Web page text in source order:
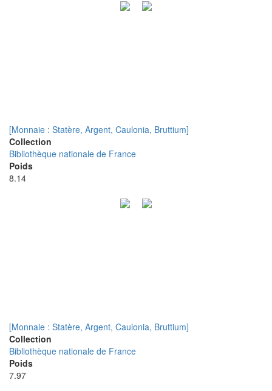
[Monnaie : Statère, Argent, Caulonia, Bruttium]
Collection
Bibliothèque nationale de France
Poids
8.14
[Monnaie : Statère, Argent, Caulonia, Bruttium]
Collection
Bibliothèque nationale de France
Poids
7.97